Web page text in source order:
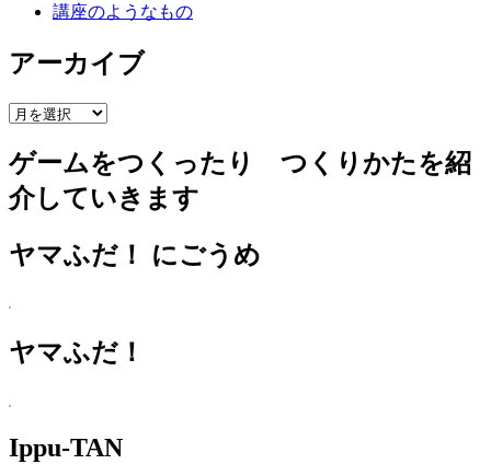
講座のようなもの
アーカイブ
ア
カ
イ
ブ
ゲームをつくったり つくりかたを紹
介していきます
ヤマふだ！ にごうめ
ヤマふだ！
Ippu-TAN